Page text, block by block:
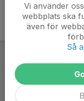
Vi använder
webbplats ska
även för
Så